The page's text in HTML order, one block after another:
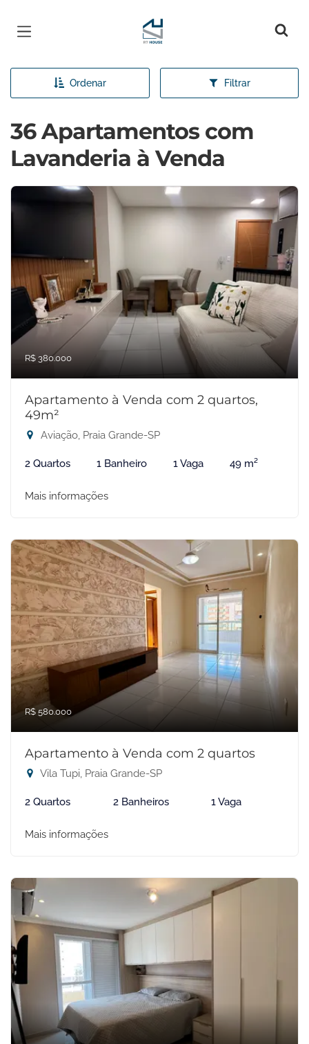
Página inicial
Ordenar Filtrar
36 Apartamentos com
Lavanderia à Venda
R$ 380.000
Apartamento à Venda com 2 quartos,
49m²
Aviação, Praia Grande-SP
2 Quartos 1 Banheiro 1 Vaga 49 m²
Mais informações
R$ 580.000
Apartamento à Venda com 2 quartos
Vila Tupi, Praia Grande-SP
2 Quartos 2 Banheiros 1 Vaga
Mais informações